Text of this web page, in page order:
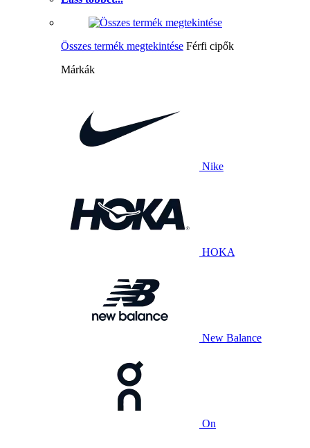
Összes termék megtekintése Férfi cipők
Márkák
Nike
HOKA
New Balance
On